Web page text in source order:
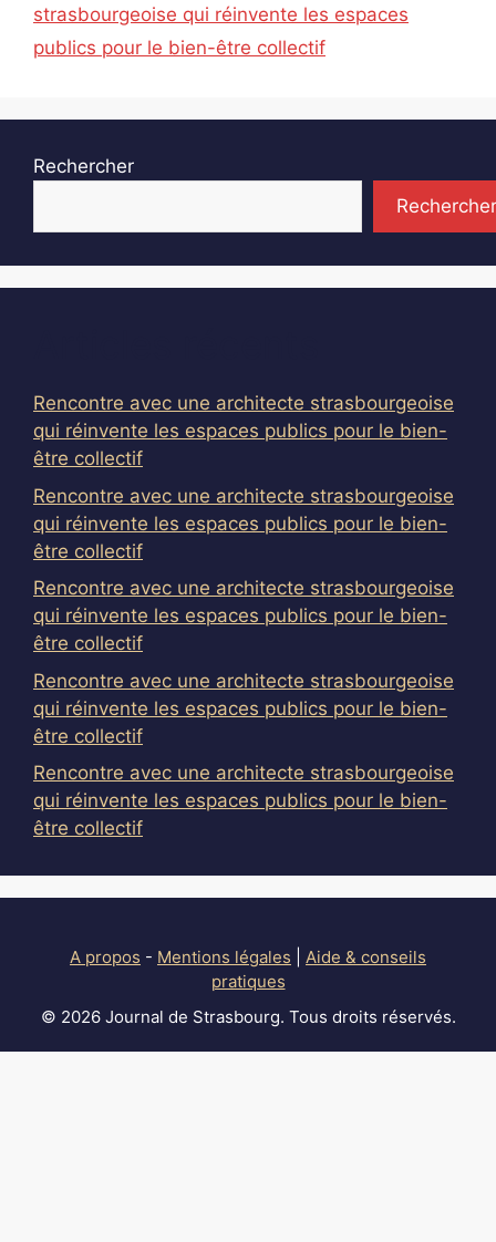
strasbourgeoise qui réinvente les espaces
publics pour le bien-être collectif
Rechercher
Rechercher
Rencontre avec une architecte strasbourgeoise
qui réinvente les espaces publics pour le bien-
être collectif
Rencontre avec une architecte strasbourgeoise
qui réinvente les espaces publics pour le bien-
être collectif
Rencontre avec une architecte strasbourgeoise
qui réinvente les espaces publics pour le bien-
être collectif
Rencontre avec une architecte strasbourgeoise
qui réinvente les espaces publics pour le bien-
être collectif
Rencontre avec une architecte strasbourgeoise
qui réinvente les espaces publics pour le bien-
être collectif
A propos - Mentions légales
Aide & conseils
pratiques
© 2026 Journal de Strasbourg. Tous droits réservés.